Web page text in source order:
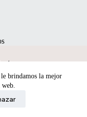
brindamos la mejor
web.